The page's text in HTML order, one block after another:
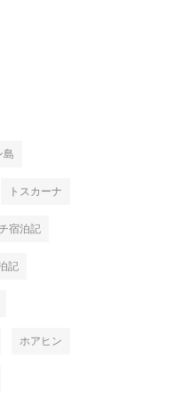
島
トスカーナ
宿泊記
記
ホアヒン